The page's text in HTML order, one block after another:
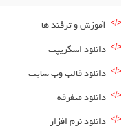
آموزش و ترفند ها
دانلود اسکریپت
دانلود قالب وب سایت
دانلود متفرقه
دانلود نرم افزار